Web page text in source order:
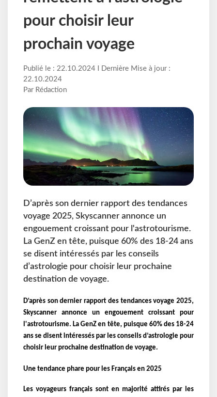
pour choisir leur
prochain voyage
Publié le : 22.10.2024 I Dernière Mise à jour :
22.10.2024
Par Rédaction
D’après son dernier rapport des tendances
voyage 2025, Skyscanner annonce un
engouement croissant pour l'astrotourisme.
La GenZ en tête, puisque 60% des 18-24 ans
se disent intéressés par les conseils
d’astrologie pour choisir leur prochaine
destination de voyage.
D’après son dernier rapport des tendances voyage 2025,
Skyscanner annonce un engouement croissant pour
l'astrotourisme.La GenZ en tête, puisque 60% des 18-24
ans se disent intéressés par les conseils d’astrologie pour
choisir leur prochaine destination de voyage.
Une tendance phare pour les Français en 2025
Les voyageurs français sont en majorité attirés par les